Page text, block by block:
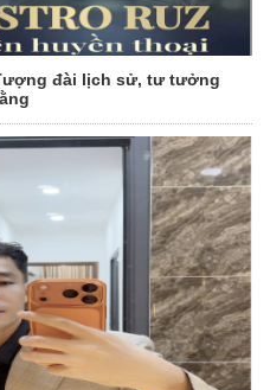
đài lịch sử, tư tưởng